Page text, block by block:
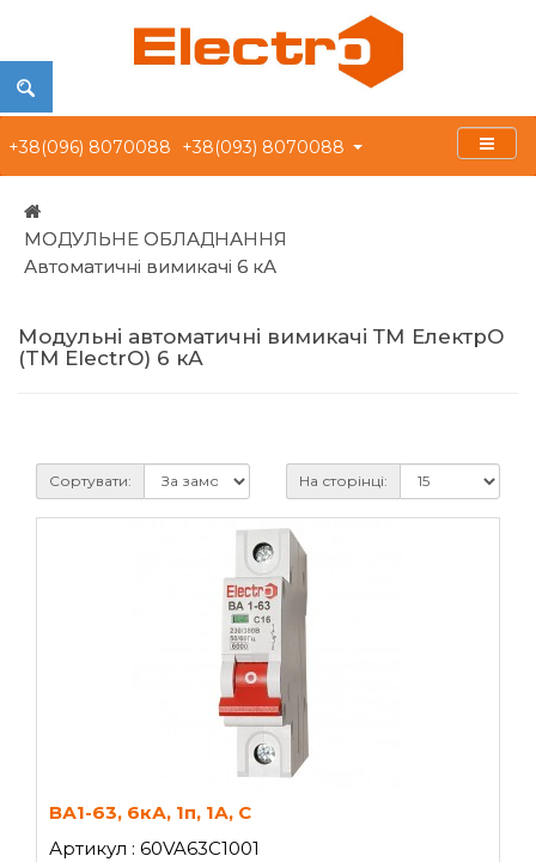
+38(096) 8070088 +38(093) 8070088
МОДУЛЬНЕ ОБЛАДНАННЯ
Автоматичні вимикачі 6 кА
Модульні автоматичні вимикачі ТМ ЕлектрО
(TM ElectrO) 6 кА
Сортувати: На сторінці:
ВА1-63, 6кА, 1п, 1А, C
Артикул : 60VA63C1001